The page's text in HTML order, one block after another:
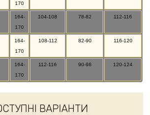
170
164-
170
104-108 78-82 112-116
164-
170
108-112 82-90 116-120
164-
170
112-116 90-98 120-124
ВАРІАНТИ